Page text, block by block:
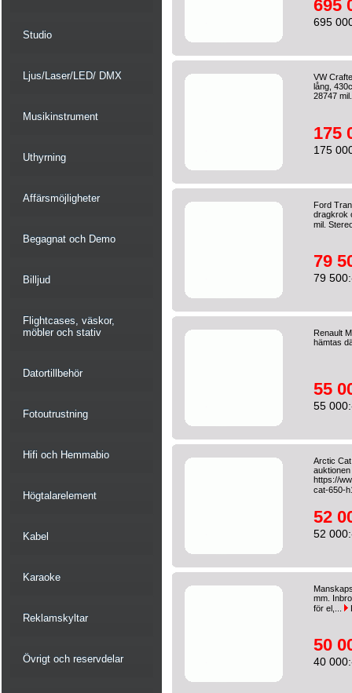
Studio
Ljus/Laser/LED/ DMX
Musikinstrument
Uthyrning
Affärsmöjligheter
Begagnat och Demo
Billjud
Flightcases, väskor,
möbler och stativ
Datortillbehör
Fotoutrustning
Hifi och Hemmabio
Högtalarelement
Kabel
Karaoke
Reklamskyltar
Övrigt och reservdelar
695
695
VW
lång,
28747 mil.
175
175
Ford
dragkrok
mil.
79
79
Renault
hämtas
55
55
Arctic
https://
cat-650-
52
52
mm.
för el,...
50
40